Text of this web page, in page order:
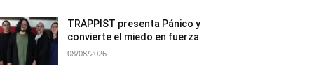
TRAPPIST presenta Pánico y
convierte el miedo en fuerza
08/08/2026